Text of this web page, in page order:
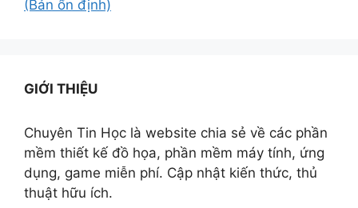
(Bản ổn định)
GIỚI THIỆU
Chuyên Tin Học là website chia sẻ về các phần
mềm thiết kế đồ họa, phần mềm máy tính, ứng
dụng, game miễn phí. Cập nhật kiến thức, thủ
thuật hữu ích.